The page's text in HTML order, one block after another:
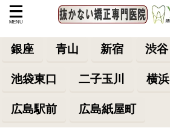
銀座 青山 新宿 渋谷
池袋東口 二子玉川 横浜
広島駅前 広島紙屋町